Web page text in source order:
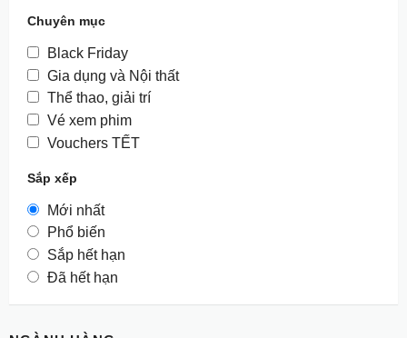
Chuyên mục
Black Friday
Gia dụng và Nội thất
Thể thao, giải trí
Vé xem phim
Vouchers TẾT
Sắp xếp
Mới nhất
Phổ biến
Sắp hết hạn
Đã hết hạn